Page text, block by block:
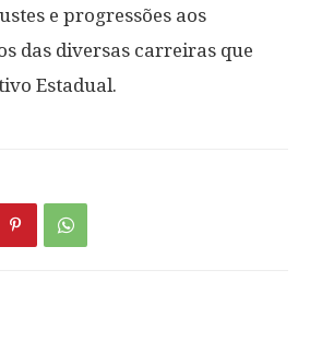
e progressões aos
das diversas carreiras que
Estadual.